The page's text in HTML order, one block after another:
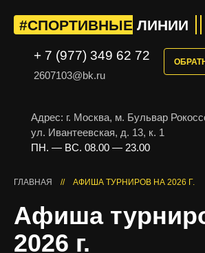
#СПОРТИВНЫЕ ЛИНИИ
Адрес: г. Москва, м. Бульвар
ул. Ивантеевская, д. 13, к. 1
ПН. — ВС. 08.00 — 23.00
+ 7 (977) 349 62 72
2607103@bk.ru
ГЛАВНАЯ // АФИША ТУРНИРОВ НА 2026 Г.
Афиша
2026 г.